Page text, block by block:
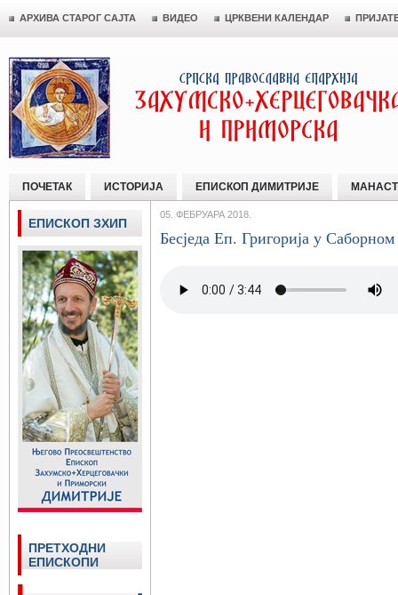
АРХИВА СТАРОГ САЈТА ВИДЕО ЦРКВЕНИ КАЛЕНДАР
ПОЧЕТАК ИСТОРИЈА ЕПИСКОП ДИМИТРИЈЕ
05. ФЕБРУАРА 2018.
Бесједа Еп. Григорија у
ЕПИСКОП ЗХИП
ПРЕТХОДНИ
ЕПИСКОПИ